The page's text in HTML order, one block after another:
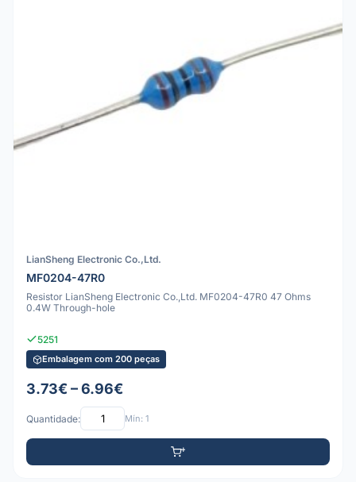
LianSheng Electronic Co.,Ltd.
MF0204-47R0
Resistor LianSheng Electronic Co.,Ltd. MF0204-47R0 47 Ohms
0.4W Through-hole
5251
Embalagem com 200 peças
3.73€ – 6.96€
Quantidade: Mín: 1